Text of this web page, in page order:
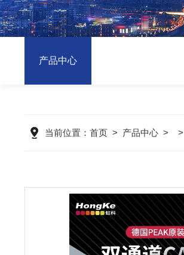
产品中心
当前位置： 首页> 产品中心> >